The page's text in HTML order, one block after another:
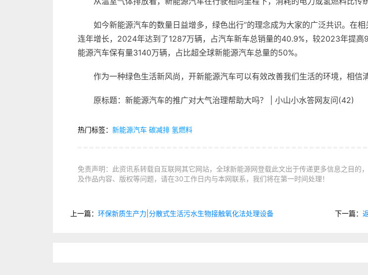
如今新能源汽车的数量日益增多，绿色出行”的理念成为大家的广泛共识。在
连年增长，2024年达到了1287万辆，占汽车新车总销量的40.9%，较2023年提
能源汽车保有量3140万辆，占比超全球新能源汽车总量的50%。
作为一种绿色生活新风尚，开新能源汽车可以有效改善我们生活的环境，相信
原标题：新能源汽车的推广对大气治理帮助大吗？ | 小山小水答网友问(42)
热门标签： 新能源汽车 碳减排 氢燃料
免责声明：此资讯系转载自互联网其它网站，全球新能源网登载此文出于传递更多信息之目
及作品内容、版权等问题，请在30工作日内与本网联系，我们将在第一时间处理！
上一篇： 环保新质生产力|分散式生活污水生物接触氧化法处理设备 下一篇：